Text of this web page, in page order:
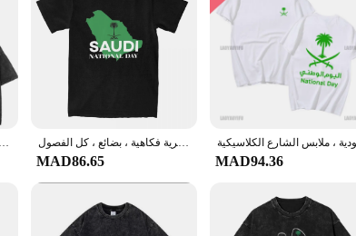
تي شيرت اليوم الوطني السعودي ، ملابس قطنية ، قمم قصيرة الأكمام ، عيد الفطر ، تي شيرت اليوم الوطني السعودي للرجال والنساء ، قطن ، تي شيرت عطلة مضحك ، ملابس قصيرة الأكمام ، رقبة دائرية فكاهية ، بضائع ، كل الفصول
MAD86.65 MAD94.36